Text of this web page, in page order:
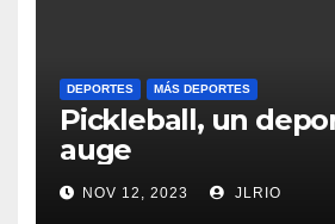
DEPORTES MÁS DEPORTES
Pickleball, un
auge
NOV 12, 2023 JLRIO